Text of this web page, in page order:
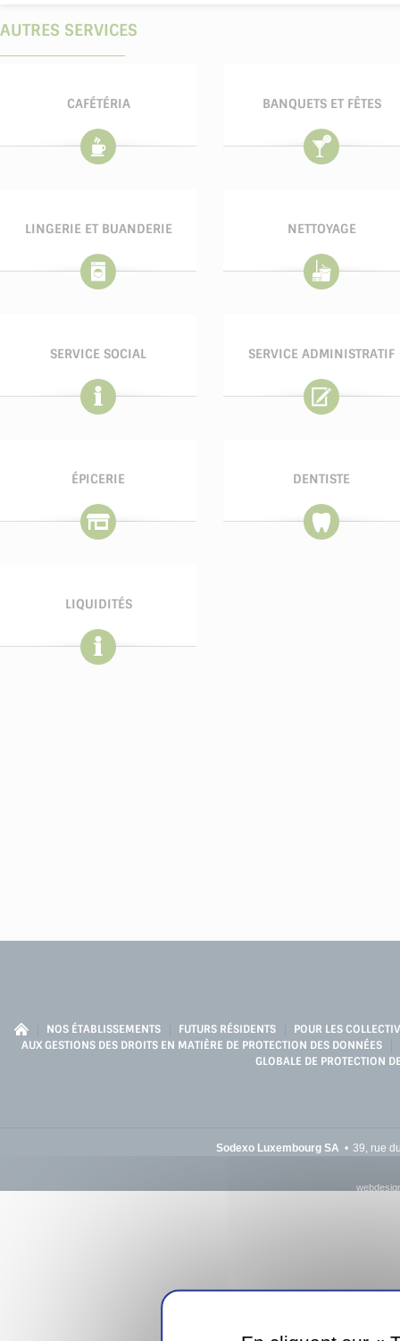
AUTRES SERVICES
CAFÉTÉRIA BANQUETS ET FÊTES
LINGERIE ET BUANDERIE NETTOYAGE
SERVICE SOCIAL SERVICE ADMINISTRATIF
ÉPICERIE DENTISTE
LIQUIDITÉS
NOS ÉTABLISSEMENTS FUTURS RÉSIDENTS
POUR LES
AUX GESTIONS DES DROITS EN MATIÈRE DE PROTECTION DES DONNÉES
GLOBALE DE PROTECTION
Sodexo Luxembourg SA 39, rue